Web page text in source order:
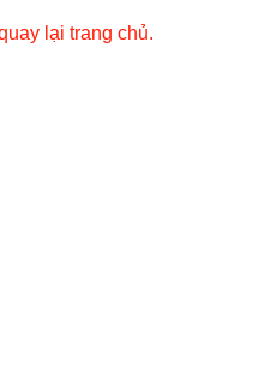
lại trang chủ.